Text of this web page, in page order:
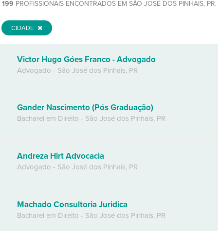
199 PROFISSIONAIS ENCONTRADOS EM SÃO JOSÉ DOS PINHAIS, PR.
CIDADE
Victor Hugo Góes Franco - Advogado
Advogado - São José dos Pinhais, PR
Gander Nascimento (Pós Graduação)
Bacharel em Direito - São José dos Pinhais, PR
Andreza Hirt Advocacia
Advogado - São José dos Pinhais, PR
Machado Consultoria Juridica
Bacharel em Direito - São José dos Pinhais, PR